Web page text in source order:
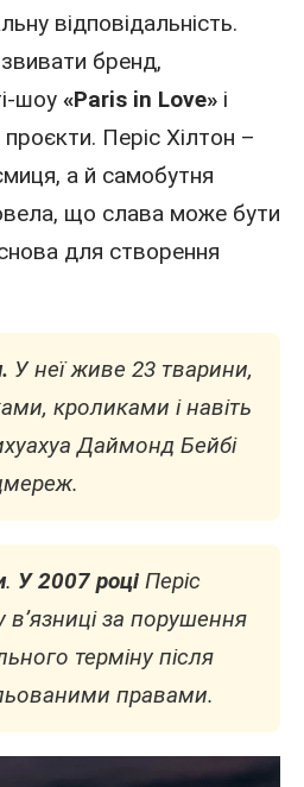
відповідальність.
бренд,
шоу «Paris in Love» і
проєкти. Періс Хілтон –
а й самобутня
що слава може бути
для створення
У неї живе 23 тварини,
кроликами і навіть
Даймонд Бейбі
. У 2007 році Періс
в’язниці за порушення
терміну після
правами.